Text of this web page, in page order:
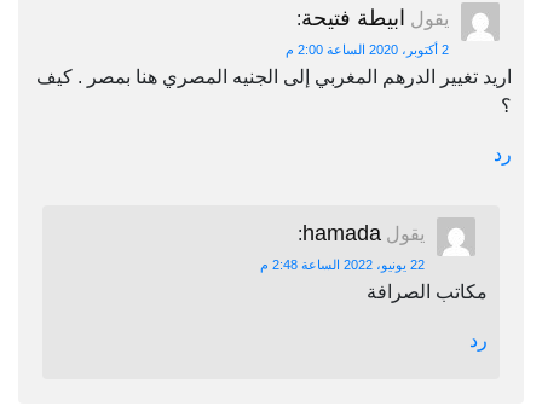
يقول ابيطة فتيحة:
2 أكتوبر، 2020 الساعة 2:00 م
اريد تغيير الدرهم المغربي إلى الجنيه المصري هنا بمصر . كيف
؟
رد
يقول hamada
:
22 يونيو، 2022 الساعة 2:48 م
مكاتب الصرافة
رد